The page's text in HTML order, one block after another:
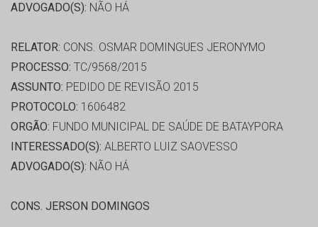
ADVOGADO(S): NÃO HÁ
RELATOR: CONS. OSMAR DOMINGUES JERONYMO
PROCESSO: TC/9568/2015
ASSUNTO: PEDIDO DE REVISÃO 2015
PROTOCOLO: 1606482
ORGÃO: FUNDO MUNICIPAL DE SAÚDE DE BATAYPORA
INTERESSADO(S): ALBERTO LUIZ SAOVESSO
ADVOGADO(S): NÃO HÁ
CONS. JERSON DOMINGOS